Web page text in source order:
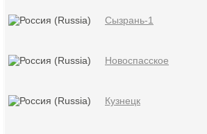
Сызрань-1
Новоспасское
Кузнецк